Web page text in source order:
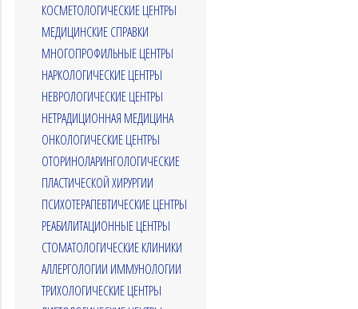
КОСМЕТОЛОГИЧЕСКИЕ ЦЕНТРЫ
МЕДИЦИНСКИЕ СПРАВКИ
МНОГОПРОФИЛЬНЫЕ ЦЕНТРЫ
НАРКОЛОГИЧЕСКИЕ ЦЕНТРЫ
НЕВРОЛОГИЧЕСКИЕ ЦЕНТРЫ
НЕТРАДИЦИОННАЯ МЕДИЦИНА
ОНКОЛОГИЧЕСКИЕ ЦЕНТРЫ
ОТОРИНОЛАРИНГОЛОГИЧЕСКИЕ
ПЛАСТИЧЕСКОЙ ХИРУРГИИ
ПСИХОТЕРАПЕВТИЧЕСКИЕ ЦЕНТРЫ
РЕАБИЛИТАЦИОННЫЕ ЦЕНТРЫ
СТОМАТОЛОГИЧЕСКИЕ КЛИНИКИ
АЛЛЕРГОЛОГИИ ИММУНОЛОГИИ
ТРИХОЛОГИЧЕСКИЕ ЦЕНТРЫ